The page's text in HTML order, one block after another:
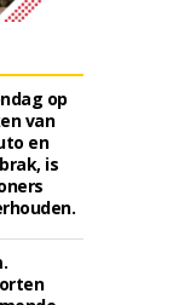
op
van
en
is